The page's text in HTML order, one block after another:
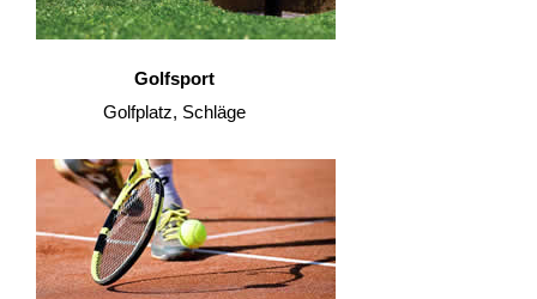
Golfsport
Golfplatz, Schläge